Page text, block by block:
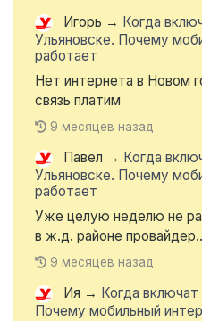
Игорь → Когда
Ульяновске. Почему
работает
Нет интернета в Новом
связь платим
9 месяцев назад
Павел → Когда
Ульяновске. Почему
работает
Уже целую неделю не
в ж.д. районе
9 месяцев назад
Ия → Когда
Почему мобильный